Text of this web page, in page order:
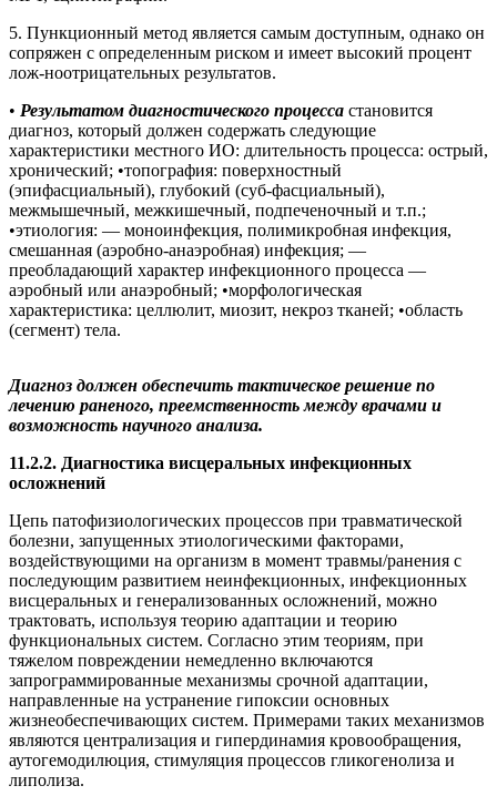
5. Пункционный метод является самым доступным, однако он
сопряжен с определенным риском и имеет высокий процент
лож-ноотрицательных результатов.
• Результатом диагностического процесса становится
диагноз, который должен содержать следующие
характеристики местного ИО: длительность процесса: острый,
хронический; •топография: поверхностный
(эпифасциальный), глубокий (суб-фасциальный),
межмышечный, межкишечный, подпеченочный и т.п.;
•этиология: — моноинфекция, полимикробная инфекция,
смешанная (аэробно-анаэробная) инфекция; —
преобладающий характер инфекционного процесса —
аэробный или анаэробный; •морфологическая
характеристика: целлюлит, миозит, некроз тканей; •область
(сегмент) тела.
Диагноз должен обеспечить тактическое решение по
лечению раненого, преемственность между врачами и
возможность научного анализа.
11.2.2. Диагностика висцеральных инфекционных
осложнений
Цепь патофизиологических процессов при травматической
болезни, запущенных этиологическими факторами,
воздействующими на организм в момент травмы/ранения с
последующим развитием неинфекционных, инфекционных
висцеральных и генерализованных осложнений, можно
трактовать, используя теорию адаптации и теорию
функциональных систем. Согласно этим теориям, при
тяжелом повреждении немедленно включаются
запрограммированные механизмы срочной адаптации,
направленные на устранение гипоксии основных
жизнеобеспечивающих систем. Примерами таких механизмов
являются централизация и гипердинамия кровообращения,
аутогемодилюция, стимуляция процессов гликогенолиза и
липолиза.